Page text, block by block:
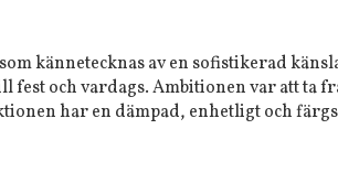
kännetecknas av en sofistikerad
fest och vardags. Ambitionen var att ta
har en dämpad, enhetligt och